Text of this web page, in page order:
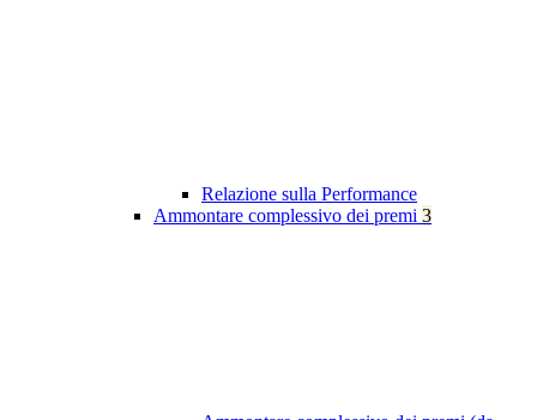
Relazione sulla Performance
Ammontare complessivo dei premi 3